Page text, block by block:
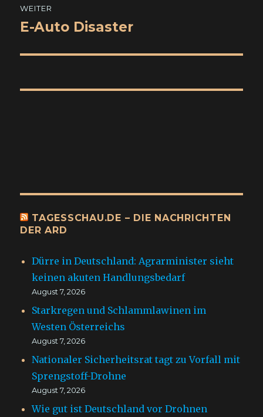
WEITER
Nächster
E-Auto Disaster
TAGESSCHAU.DE – DIE NACHRICHTEN
DER ARD
Dürre in Deutschland: Agrarminister sieht
keinen akuten Handlungsbedarf
August 7, 2026
Starkregen und Schlammlawinen im
Westen Österreichs
August 7, 2026
Nationaler Sicherheitsrat tagt zu Vorfall mit
Sprengstoff-Drohne
August 7, 2026
Wie gut ist Deutschland vor Drohnen